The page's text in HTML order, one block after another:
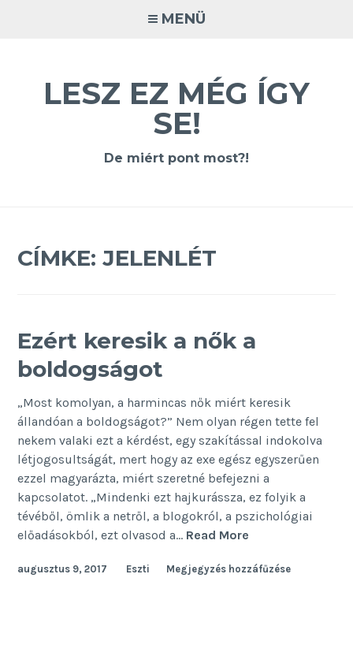
MENÜ
LESZ EZ MÉG ÍGY
SE!
De miért pont most?!
CÍMKE:JELENLÉT
Ezért keresik a nők a
boldogságot
„Most komolyan, a harmincas nők miért keresik
állandóan a boldogságot?” Nem olyan régen tette fel
nekem valaki ezt a kérdést, egy szakítással indokolva
létjogosultságát, mert hogy az exe egész egyszerűen
ezzel magyarázta, miért szeretné befejezni a
kapcsolatot. „Mindenki ezt hajkurássza, ez folyik a
tévéből, ömlik a netről, a blogokról, a pszichológiai
előadásokból, ezt olvasod a… Read More
a
augusztus 9, 2017 Eszti Megjegyzés hozzáfűzése